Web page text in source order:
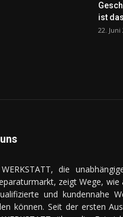
ist
22. Juni
WERKSTATT, die
zeigt Wege,
und kundennahe
können. Seit der ersten